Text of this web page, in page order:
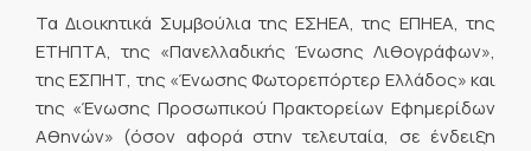
Τα Διοικητικά Συμβούλια της ΕΣΗΕΑ, της ΕΠΗΕΑ, της
ΕΤΗΠΤΑ, της «Πανελλαδικής Ένωσης Λιθογράφων»,
της ΕΣΠΗΤ, της «Ένωσης Φωτορεπόρτερ Ελλάδος» και
της «Ένωσης Προσωπικού Πρακτορείων Εφημερίδων
Αθηνών» (όσον αφορά στην τελευταία, σε ένδειξη